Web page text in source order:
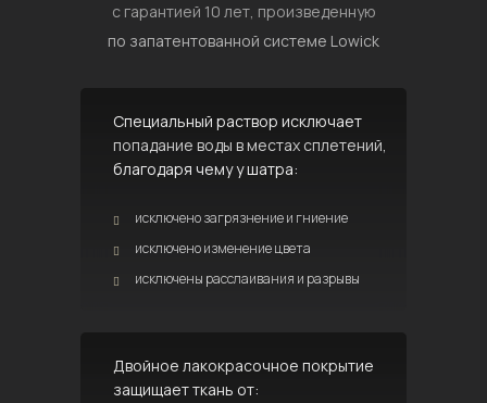
с гарантией 10 лет, произведенную
по запатентованной системе Lowick
Специальный раствор исключает
попадание воды в местах сплетений,
благодаря чему у шатра:
исключено загрязнение и гниение
исключено изменение цвета
исключены расслаивания и разрывы
Двойное лакокрасочное покрытие
защищает ткань от: